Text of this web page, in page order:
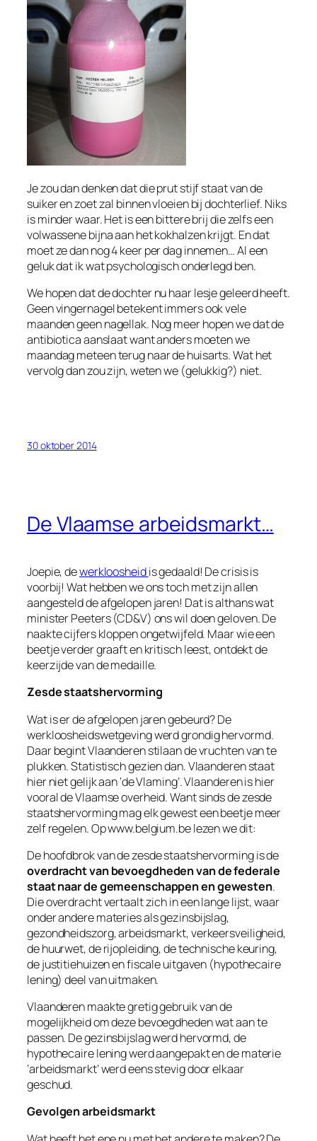
Je zou dan denken dat die prut stijf staat van de
suiker en zoet zal binnen vloeien bij dochterlief. Niks
is minder waar. Het is een bittere brij die zelfs een
volwassene bijna aan het kokhalzen krijgt. En dat
moet ze dan nog 4 keer per dag innemen… Al een
geluk dat ik wat psychologisch onderlegd ben.
We hopen dat de dochter nu haar lesje geleerd heeft.
Geen vingernagel betekent immers ook vele
maanden geen nagellak. Nog meer hopen we dat de
antibiotica aanslaat want anders moeten we
maandag meteen terug naar de huisarts. Wat het
vervolg dan zou zijn, weten we (gelukkig?) niet.
30 oktober 2014
De Vlaamse arbeidsmarkt…
Joepie, dewerkloosheidis gedaald! De crisis is
voorbij! Wat hebben we ons toch met zijn allen
aangesteld de afgelopen jaren! Dat is althans wat
minister Peeters (CD&V) ons wil doen geloven. De
naakte cijfers kloppen ongetwijfeld. Maar wie een
beetje verder graaft en kritisch leest, ontdekt de
keerzijde van de medaille.
Zesde staatshervorming
Wat is er de afgelopen jaren gebeurd? De
werkloosheidswetgeving werd grondig hervormd.
Daar begint Vlaanderen stilaan de vruchten van te
plukken. Statistisch gezien dan. Vlaanderen staat
hier niet gelijk aan ‘de Vlaming’. Vlaanderen is hier
vooral de Vlaamse overheid. Want sinds de zesde
staatshervorming mag elk gewest een beetje meer
zelf regelen. Op www.belgium.be lezen we dit:
De hoofdbrok van de zesde staatshervorming is de
overdracht van bevoegdheden van de federale
staat naar de gemeenschappen en gewesten.
Die overdracht vertaalt zich in een lange lijst, waar
onder andere materies als gezinsbijslag,
gezondheidszorg, arbeidsmarkt, verkeersveiligheid,
de huurwet, de rijopleiding, de technische keuring,
de justitiehuizen en fiscale uitgaven (hypothecaire
lening) deel van uitmaken.
Vlaanderen maakte gretig gebruik van de
mogelijkheid om deze bevoegdheden wat aan te
passen. De gezinsbijslag werd hervormd, de
hypothecaire lening werd aangepakt en de materie
‘arbeidsmarkt’ werd eens stevig door elkaar
geschud.
Gevolgen arbeidsmarkt